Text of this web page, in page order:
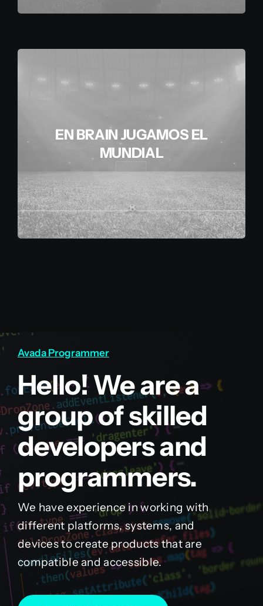
EN BRAIN JUGAMOS EL
MUNDIAL
Avada Programmer
Hello! We are a
group of skilled
developers and
programmers.
We have experience in working with
different platforms, systems, and
devices to create products that are
compatible and accessible.